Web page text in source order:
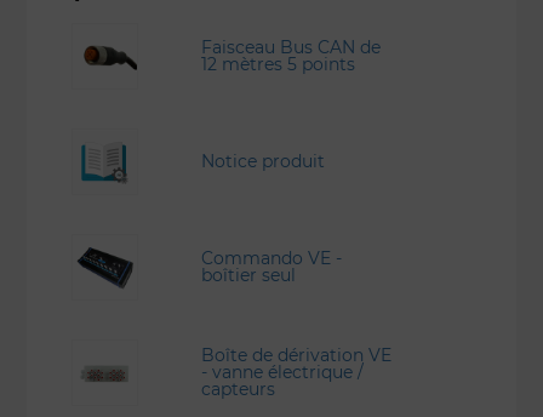
Faisceau Bus CAN de
12 mètres 5 points
Notice produit
Commando VE -
boîtier seul
Boîte de dérivation VE
- vanne électrique /
capteurs